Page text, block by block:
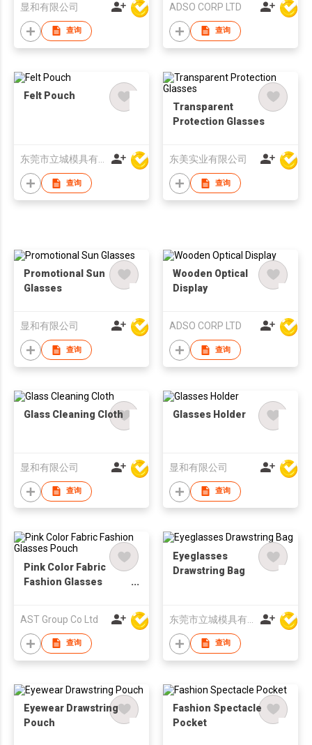
显和有限公司
查询
ADSO CORP LTD
查询
Felt Pouch
查询
Transparent
Protection Glasses
东美实业有限公司
查询
Promotional Sun
Glasses
显和有限公司
查询
Wooden Optical
Display
ADSO CORP LTD
查询
Glass Cleaning Cloth
显和有限公司
查询
Glasses Holder
显和有限公司
查询
Pink Color Fabric
Fashion Glasses
AST Group Co Ltd
查询
Eyeglasses
Drawstring Bag
查询
Eyewear Drawstring
Pouch
Fashion Spectacle
Pocket